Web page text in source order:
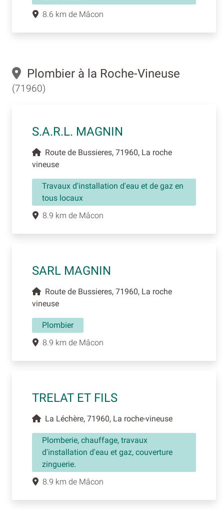
8.6 km de Mâcon
Plombier à la Roche-Vineuse
(71960)
S.A.R.L. MAGNIN
Route de Bussieres, 71960, La roche
vineuse
Travaux d'installation d'eau et de gaz en
tous locaux
8.9 km de Mâcon
SARL MAGNIN
Route de Bussieres, 71960, La roche
vineuse
Plombier
8.9 km de Mâcon
TRELAT ET FILS
La Léchère, 71960, La roche-vineuse
Plomberie, chauffage, travaux
d'installation d'eau et gaz, couverture
zinguerie.
8.9 km de Mâcon